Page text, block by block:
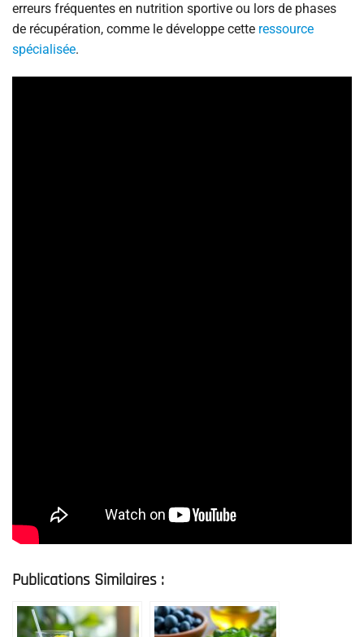
erreurs fréquentes en nutrition sportive ou lors de phases
de récupération, comme le développe cette ressource
spécialisée.
Publications Similaires :